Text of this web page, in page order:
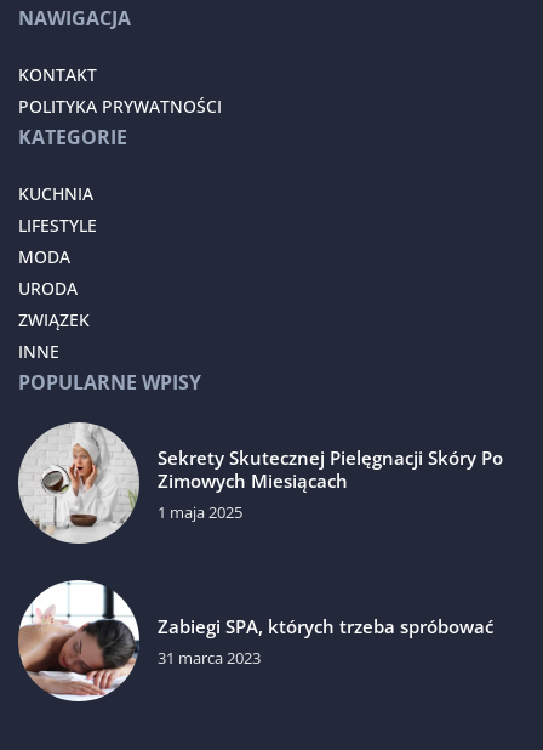
NAWIGACJA
KONTAKT
POLITYKA PRYWATNOŚCI
KATEGORIE
KUCHNIA
LIFESTYLE
MODA
URODA
ZWIĄZEK
INNE
POPULARNE WPISY
Sekrety Skutecznej Pielęgnacji Skóry Po
Zimowych Miesiącach
1 maja 2025
Zabiegi SPA, których trzeba spróbować
31 marca 2023